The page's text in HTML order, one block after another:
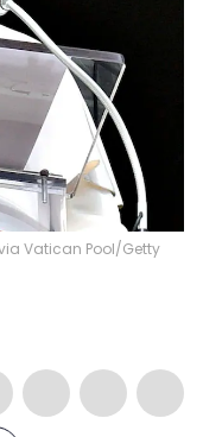
Vatican Pool/Getty